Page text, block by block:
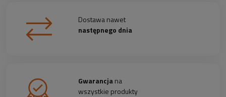
Dostawa nawet
następnego dnia
Gwarancjana
wszystkie produkty